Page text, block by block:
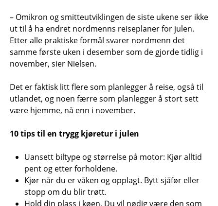
– Omikron og smitteutviklingen de siste ukene ser ikke
ut til å ha endret nordmenns reiseplaner for julen.
Etter alle praktiske formål svarer nordmenn det
samme første uken i desember som de gjorde tidlig i
november, sier Nielsen.
Det er faktisk litt flere som planlegger å reise, også til
utlandet, og noen færre som planlegger å stort sett
være hjemme, nå enn i november.
10 tips til en trygg kjøretur i julen
Uansett biltype og størrelse på motor: Kjør alltid
pent og etter forholdene.
Kjør når du er våken og opplagt. Bytt sjåfør eller
stopp om du blir trøtt.
Hold din plass i køen. Du vil nødig være den som